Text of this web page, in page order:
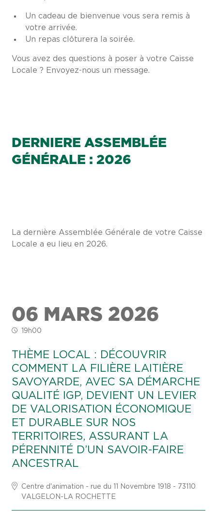
Un cadeau de bienvenue vous sera remis à
votre arrivée.
Un repas clôturera la soirée.
Vous avez des questions à poser à votre Caisse
Locale ? Envoyez-nous un message.
DERNIERE ASSEMBLÉE
GÉNÉRALE : 2026
La dernière Assemblée Générale de votre Caisse
Locale a eu lieu en 2026.
06 MARS 2026
19h00
THÈME LOCAL : DÉCOUVRIR
COMMENT LA FILIÈRE LAITIÈRE
SAVOYARDE, AVEC SA DÉMARCHE
QUALITÉ IGP, DEVIENT UN LEVIER
DE VALORISATION ÉCONOMIQUE
ET DURABLE SUR NOS
TERRITOIRES, ASSURANT LA
PÉRENNITÉ D’UN SAVOIR-FAIRE
ANCESTRAL
Centre d'animation - rue du 11 Novembre 1918 - 73110
VALGELON-LA ROCHETTE